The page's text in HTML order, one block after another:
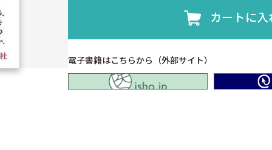
カートに入
電子書籍はこちらから（外部サイト）